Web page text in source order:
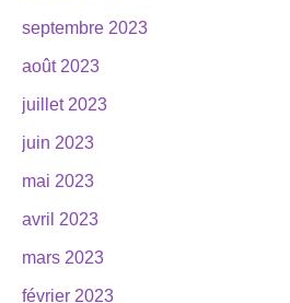
septembre 2023
août 2023
juillet 2023
juin 2023
mai 2023
avril 2023
mars 2023
février 2023